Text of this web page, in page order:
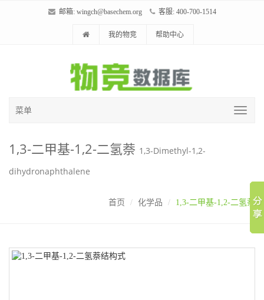
邮箱: wingch@basechem.org 客服: 400-700-1514
我的物竞 帮助中心
菜单
1,3-二甲基-1,2-二氢萘 1,3-Dimethyl-1,2-
dihydronaphthalene
首页 化学品 1,3-二甲基-1,2-二氢萘